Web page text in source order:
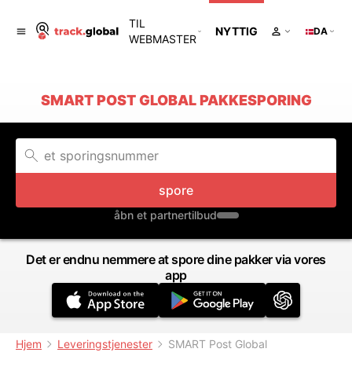
TIL
WEBMASTER
NYTTIG DA
SMART POST GLOBAL PAKKESPORING
spore
åbn et partnertilbud
Det er endnu nemmere at spore dine pakker via vores
app
Hjem Leveringstjenester SMART Post Global